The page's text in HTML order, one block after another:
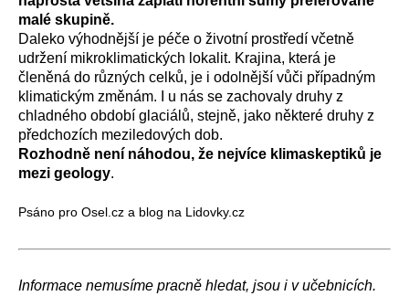
malé skupině.
Daleko výhodnější je péče o životní prostředí včetně
udržení mikroklimatických lokalit. Krajina, která je
členěná do různých celků, je i odolnější vůči případným
klimatickým změnám. I u nás se zachovaly druhy z
chladného období glaciálů, stejně, jako některé druhy z
předchozích meziledových dob.
Rozhodně není náhodou, že nejvíce klimaskeptiků je
mezi geology.
Psáno pro Osel.cz a blog na Lidovky.cz
Informace nemusíme pracně hledat, jsou i v učebnicích.